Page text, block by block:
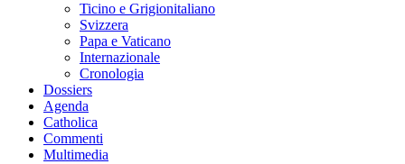
Ticino e Grigionitaliano
Svizzera
Papa e Vaticano
Internazionale
Cronologia
Dossiers
Agenda
Catholica
Commenti
Multimedia